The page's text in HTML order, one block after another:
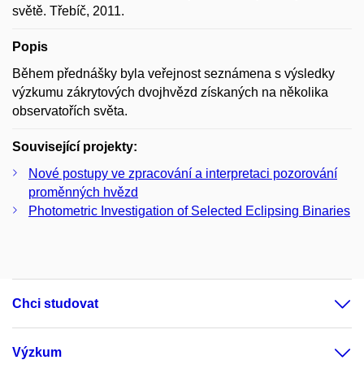
světě. Třebíč, 2011.
Popis
Během přednášky byla veřejnost seznámena s výsledky
výzkumu zákrytových dvojhvězd získaných na několika
observatořích světa.
Související projekty:
Nové postupy ve zpracování a interpretaci pozorování
proměnných hvězd
Photometric Investigation of Selected Eclipsing Binaries
Chci studovat
Výzkum